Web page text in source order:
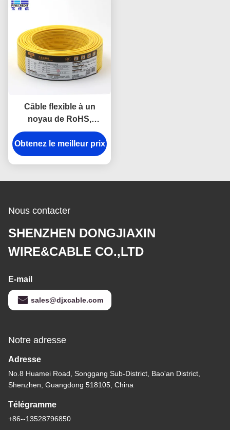
Câble flexible à un
noyau de RoHS,
câblage cuivre isolant
de PVC de H05V-K
H07V-K
Obtenez le meilleur prix
Nous contacter
SHENZHEN DONGJIAXIN
WIRE&CABLE CO.,LTD
E-mail
sales@djxcable.com
Notre adresse
Adresse
No.8 Huamei Road, Songgang Sub-District, Bao'an District,
Shenzhen, Guangdong 518105, China
Télégramme
+86--13528796850